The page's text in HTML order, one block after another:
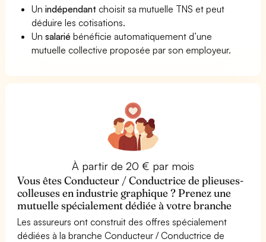
Unindépendant choisit sa mutuelle TNS et peut
déduire les cotisations.
Unsalarié bénéficie automatiquement d’une
mutuelle collective proposée par son employeur.
À partir de 20 € par mois
Vous êtes Conducteur / Conductrice de plieuses-
colleuses en industrie graphique ? Prenez une
mutuelle spécialement dédiée à votre branche
Les assureurs ont construit des offres spécialement
dédiées à la branche Conducteur / Conductrice de